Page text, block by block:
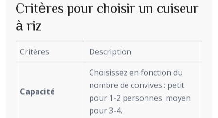
Critères pour choisir un cuiseur
à riz
Critères Description
Capacité
Choisissez en fonction du
nombre de convives : petit
pour 1-2 personnes, moyen
pour 3-4.